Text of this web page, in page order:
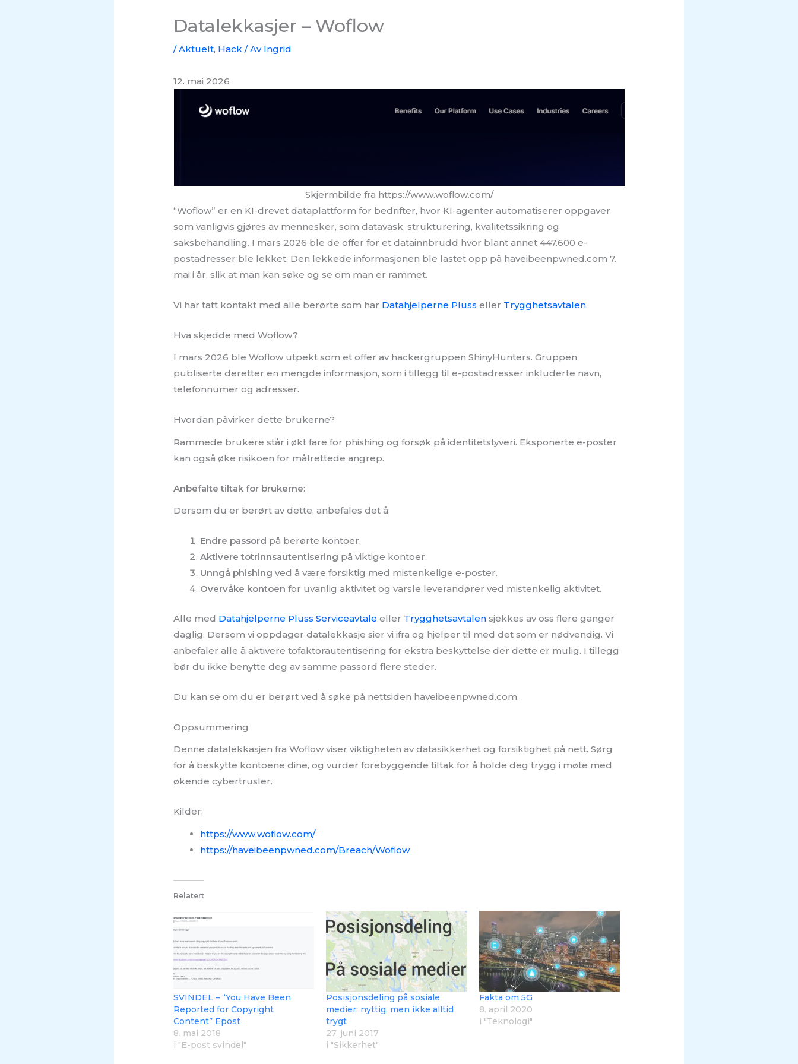
Datalekkasjer – Woflow
/Aktuelt, Hack / Av Ingrid
12. mai 2026
Skjermbilde fra https://www.woflow.com/
“Woflow” er en KI-drevet dataplattform for bedrifter, hvor KI-agenter automatiserer oppgaver
som vanligvis gjøres av mennesker, som datavask, strukturering, kvalitetssikring og
saksbehandling. I mars 2026 ble de offer for et datainnbrudd hvor blant annet 447.600 e-
postadresser ble lekket. Den lekkede informasjonen ble lastet opp på haveibeenpwned.com 7.
mai i år, slik at man kan søke og se om man er rammet.
Vi har tatt kontakt med alle berørte som har Datahjelperne Pluss eller Trygghetsavtalen.
Hva skjedde med Woflow?
I mars 2026 ble Woflow utpekt som et offer av hackergruppen ShinyHunters. Gruppen
publiserte deretter en mengde informasjon, som i tillegg til e-postadresser inkluderte navn,
telefonnumer og adresser.
Hvordan påvirker dette brukerne?
Rammede brukere står i økt fare for phishing og forsøk på identitetstyveri. Eksponerte e-poster
kan også øke risikoen for målrettede angrep.
Anbefalte tiltak for brukerne:
Dersom du er berørt av dette, anbefales det å:
Endre passord på berørte kontoer.
Aktivere totrinnsautentisering på viktige kontoer.
Unngå phishing ved å være forsiktig med mistenkelige e-poster.
Overvåke kontoen for uvanlig aktivitet og varsle leverandører ved mistenkelig aktivitet.
Alle med Datahjelperne Pluss Serviceavtale eller Trygghetsavtalen sjekkes av oss flere ganger
daglig. Dersom vi oppdager datalekkasje sier vi ifra og hjelper til med det som er nødvendig. Vi
anbefaler alle å aktivere tofaktorautentisering for ekstra beskyttelse der dette er mulig. I tillegg
bør du ikke benytte deg av samme passord flere steder.
Du kan se om du er berørt ved å søke på nettsiden haveibeenpwned.com.
Oppsummering
Denne datalekkasjen fra Woflow viser viktigheten av datasikkerhet og forsiktighet på nett. Sørg
for å beskytte kontoene dine, og vurder forebyggende tiltak for å holde deg trygg i møte med
økende cybertrusler.
Kilder:
https://www.woflow.com/
https://haveibeenpwned.com/Breach/Woflow
Relatert
SVINDEL – “You Have Been
Reported for Copyright
Content” Epost
8. mai 2018
i "E-post svindel"
Posisjonsdeling på sosiale
medier: nyttig, men ikke alltid
trygt
27. juni 2017
i "Sikkerhet"
Fakta om 5G
8. april 2020
i "Teknologi"